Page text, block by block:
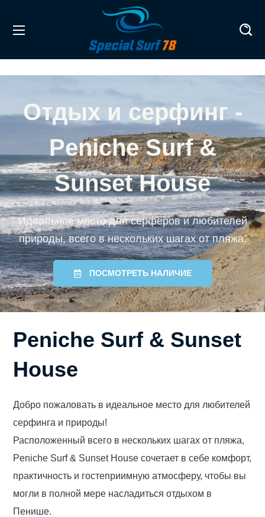
Отдых и серфинг -
Peniche Surf &
Sunset House
Идеальное место для серферов и любителей
природы, всего в нескольких шагах от пляжа.
ПОСМОТРЕТЬ НАЛИЧИЕ
Peniche Surf & Sunset
House
Добро пожаловать в идеальное место для любителей
серфинга и природы!
Расположенный всего в нескольких шагах от пляжа,
Peniche Surf & Sunset House сочетает в себе комфорт,
практичность и гостеприимную атмосферу, чтобы вы
могли в полной мере насладиться отдыхом в
Пенише.